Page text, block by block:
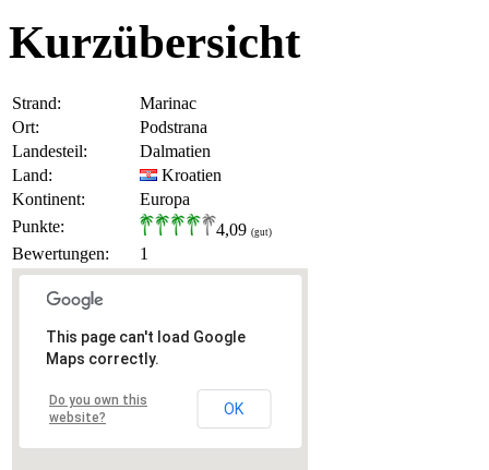
Kurzübersicht
Strand:
Marinac
Ort:
Podstrana
Landesteil:
Dalmatien
Land:
Kroatien
Kontinent:
Europa
Punkte:
4,09 (gut)
Bewertungen: 1
This page can't load Google
Maps correctly.
Do you own this
website?
OK